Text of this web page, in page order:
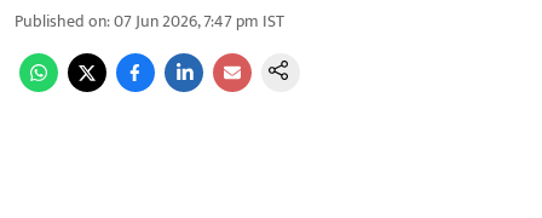
Published on:07 Jun 2026, 7:47 pm IST